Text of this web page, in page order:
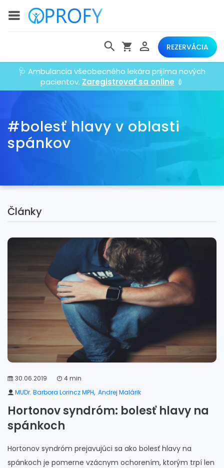
REZERVÁCIA
🩺 Ambulancia všeobecného lekára prijíma nových
pacientov. Zaregistrovať sa online 💉
#bolesť hlavy v oblasti
spánkov
Články
30.06.2019
4 min
MUDr. Barbora Lorincz MPH, Andrej Malárik
Hortonov syndróm: bolesť hlavy na
spánkoch
Hortonov syndróm prejavujúci sa ako bolesť hlavy na
spánkoch je pomerne vzácnym ochorením, ktorým trpí len